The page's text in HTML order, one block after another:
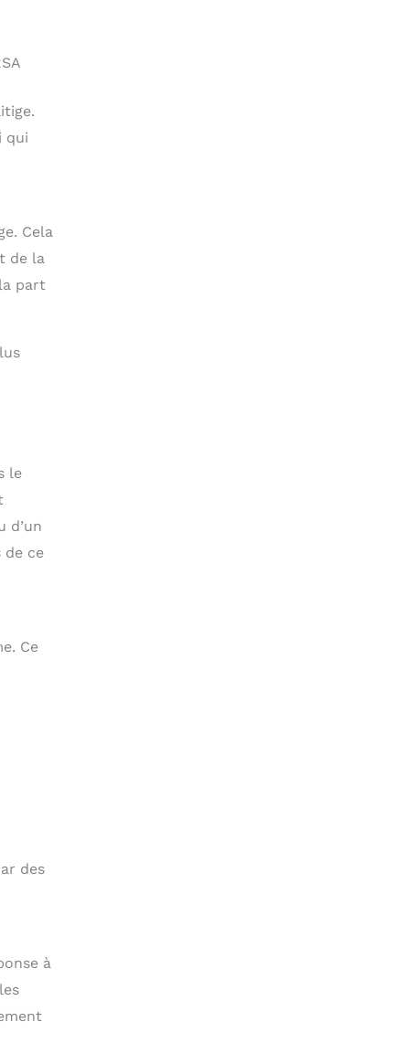
qui
Cela
de la
part
le
d’un
de ce
Ce
des
à